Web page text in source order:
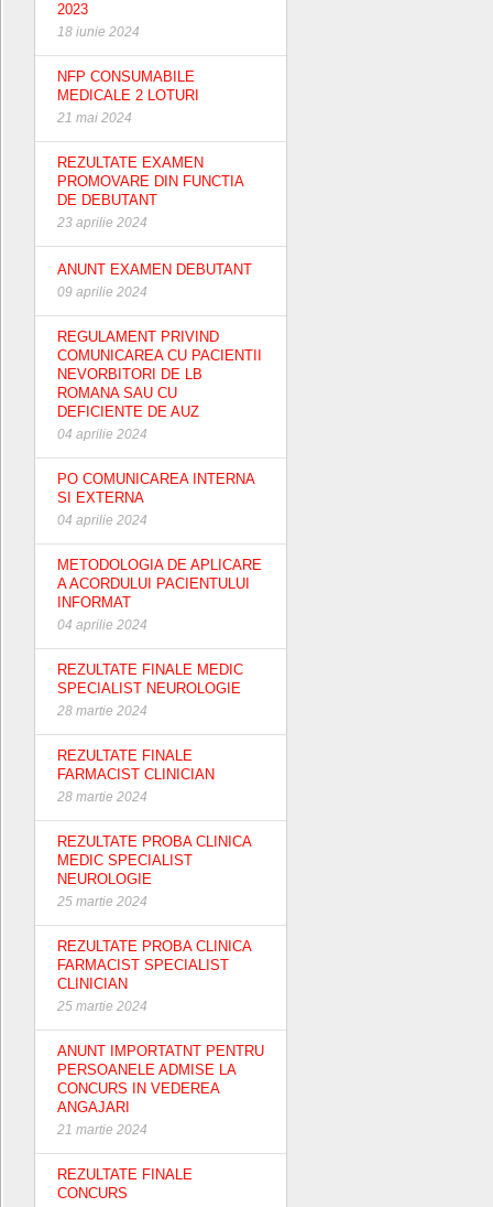
2023
18 iunie 2024
NFP CONSUMABILE
MEDICALE 2 LOTURI
21 mai 2024
REZULTATE EXAMEN
PROMOVARE DIN FUNCTIA
DE DEBUTANT
23 aprilie 2024
ANUNT EXAMEN DEBUTANT
09 aprilie 2024
REGULAMENT PRIVIND
COMUNICAREA CU PACIENTII
NEVORBITORI DE LB
ROMANA SAU CU
DEFICIENTE DE AUZ
04 aprilie 2024
PO COMUNICAREA INTERNA
SI EXTERNA
04 aprilie 2024
METODOLOGIA DE APLICARE
A ACORDULUI PACIENTULUI
INFORMAT
04 aprilie 2024
REZULTATE FINALE MEDIC
SPECIALIST NEUROLOGIE
28 martie 2024
REZULTATE FINALE
FARMACIST CLINICIAN
28 martie 2024
REZULTATE PROBA CLINICA
MEDIC SPECIALIST
NEUROLOGIE
25 martie 2024
REZULTATE PROBA CLINICA
FARMACIST SPECIALIST
CLINICIAN
25 martie 2024
ANUNT IMPORTATNT PENTRU
PERSOANELE ADMISE LA
CONCURS IN VEDEREA
ANGAJARI
21 martie 2024
REZULTATE FINALE
CONCURS